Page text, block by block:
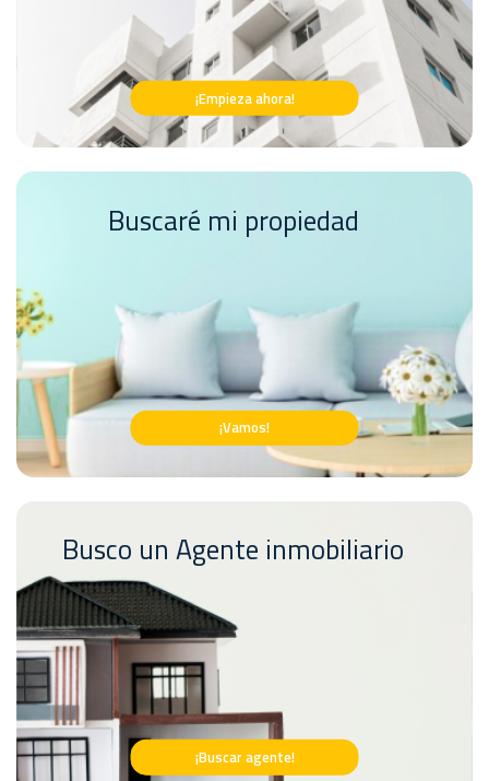
¡Empieza ahora!
Buscaré mi propiedad
¡Vamos!
Busco un Agente inmobiliario
¡Buscar agente!